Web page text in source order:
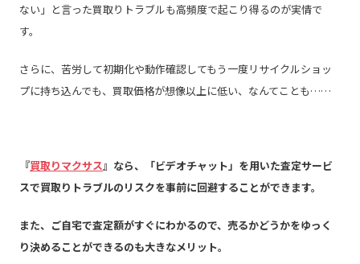
ない」と言った買取りトラブルも高頻度で起こり得るのが実情で
す。
さらに、 苦労して初期化や動作確認してもう一度リサイクルショッ
プに持ち込んでも、買取価格が想像以上に低い、なんてことも……
『買取りマクサス』なら、「ビデオチャット」を用いた査定サービ
スで買取りトラブルのリスクを事前に回避することができます。
また、ご自宅で査定額がすぐにわかるので、売るかどうかをゆっく
り決めることができるのも大きなメリット。